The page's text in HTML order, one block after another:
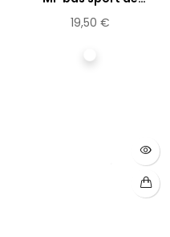
contention...
19,50 €